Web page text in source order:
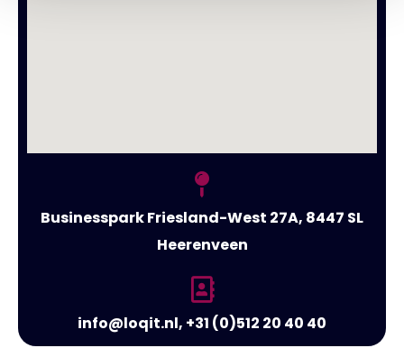
Businesspark Friesland-West 27A, 8447 SL
Heerenveen
info@loqit.nl, +31 (0)512 20 40 40